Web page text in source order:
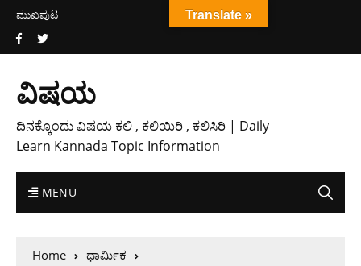
ಮುಖಪುಟ
ವಿಷಯ
ದಿನಕ್ಕೊಂದು ವಿಷಯ ಕಲಿ , ಕಲಿಯಿರಿ , ಕಲಿಸಿರಿ | Daily
Learn Kannada Topic Information
MENU
Home
ಧಾರ್ಮಿಕ
Translate »